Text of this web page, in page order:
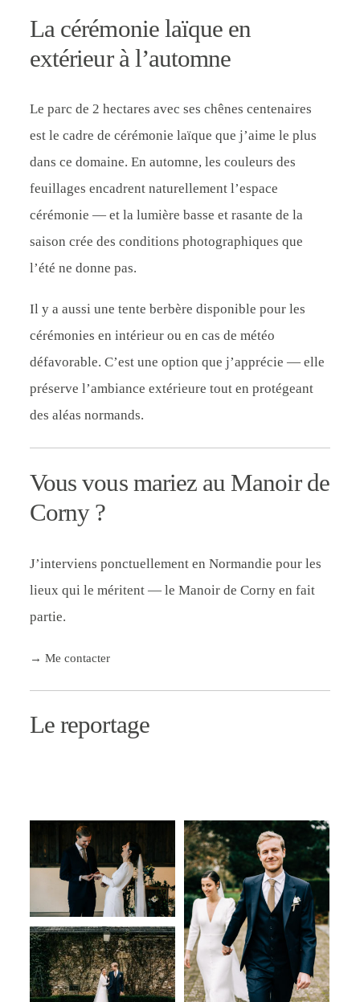
La cérémonie laïque en
extérieur à l’automne
Le parc de 2 hectares avec ses chênes centenaires
est le cadre de cérémonie laïque que j’aime le plus
dans ce domaine. En automne, les couleurs des
feuillages encadrent naturellement l’espace
cérémonie — et la lumière basse et rasante de la
saison crée des conditions photographiques que
l’été ne donne pas.
Il y a aussi une tente berbère disponible pour les
cérémonies en intérieur ou en cas de météo
défavorable. C’est une option que j’apprécie — elle
préserve l’ambiance extérieure tout en protégeant
des aléas normands.
Vous vous mariez au Manoir de
Corny ?
J’interviens ponctuellement en Normandie pour les
lieux qui le méritent — le Manoir de Corny en fait
partie.
→ Me contacter
Le reportage